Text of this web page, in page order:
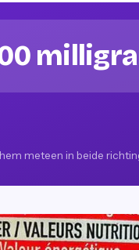
meteen in beide